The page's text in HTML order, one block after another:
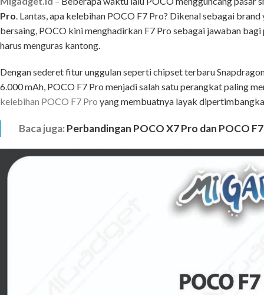
Pro . Lantas, apa kelebihan POCO F7 Pro? Dikenalsebagai brand
bersaing, POCO kinimenghadirkan F7 Pro sebagai jawaban bagi
harus menguras kantong.
Dengansederetfiturunggulansepertichipsetterbaru
6.000mAh, POCO F7 Pro menjadisalahsatuperangkatpaling
kelebihan POCO F7 Pro yangmembuatnya layak
Baca juga:Perbandingan POCO X7 Pro dan POCO